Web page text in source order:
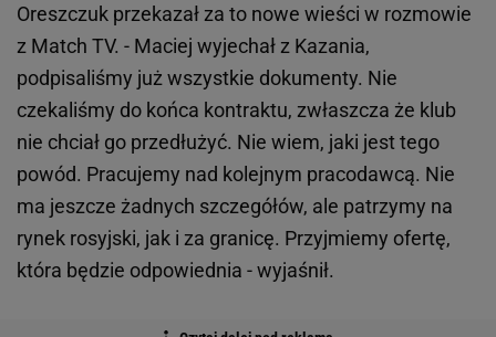
Oreszczuk przekazał za to nowe wieści w rozmowie
z Match TV. - Maciej wyjechał z Kazania,
podpisaliśmy już wszystkie dokumenty. Nie
czekaliśmy do końca kontraktu, zwłaszcza że klub
nie chciał go przedłużyć. Nie wiem, jaki jest tego
powód. Pracujemy nad kolejnym pracodawcą. Nie
ma jeszcze żadnych szczegółów, ale patrzymy na
rynek rosyjski, jak i za granicę. Przyjmiemy ofertę,
która będzie odpowiednia - wyjaśnił.